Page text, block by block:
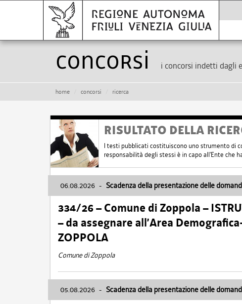
Concorsi i concorsi indetti dagli
home concorsi ricerca
RISULTATO DELLA
I testi pubblicati costituiscono uno strumento di
responsabilità degli stessi è in capo all'Ente che
06.08.2026 - Scadenza della presentazione delle
334/26 – Comune di Zoppola –
– da assegnare all’Area
ZOPPOLA
Comune di Zoppola
05.08.2026 - Scadenza della presentazione delle